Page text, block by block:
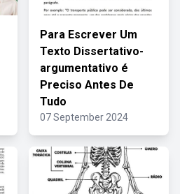
Para Escrever Um
Texto Dissertativo-
argumentativo é
Preciso Antes De
Tudo
07 September 2024